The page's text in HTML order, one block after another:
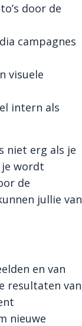
door de
campagnes
visuele
intern als
niet erg als je
wordt
de
jullie van
en van
resultaten van
nieuwe